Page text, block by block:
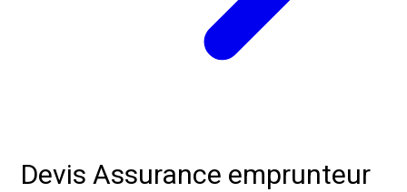
Devis Assurance emprunteur